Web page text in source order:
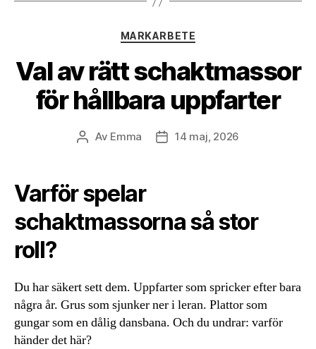
Kategorier
MARKARBETE
Val av rätt schaktmassor
för hållbara uppfarter
Inläggsförfattare
Av Emma Inläggsdatum
14 maj, 2026
Varför spelar
schaktmassorna så stor
roll?
Du har säkert sett dem. Uppfarter som spricker efter bara
några år. Grus som sjunker ner i leran. Plattor som
gungar som en dålig dansbana. Och du undrar: varför
händer det här?